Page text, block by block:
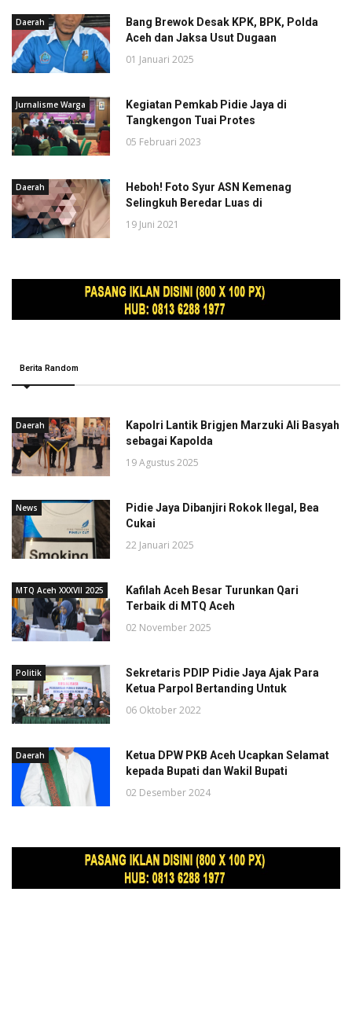
Daerah
Bang Brewok Desak KPK, BPK, Polda
Aceh dan Jaksa Usut Dugaan
01 Januari 2025
Jurnalisme Warga
Kegiatan Pemkab Pidie Jaya di
Tangkengon Tuai Protes
05 Februari 2023
Daerah
Heboh! Foto Syur ASN Kemenag
Selingkuh Beredar Luas di
19 Juni 2021
Berita Random
Daerah
Kapolri Lantik Brigjen Marzuki Ali Basyah
sebagai Kapolda
19 Agustus 2025
News
Pidie Jaya Dibanjiri Rokok Ilegal, Bea
Cukai
22 Januari 2025
MTQ Aceh XXXVII 2025
Kafilah Aceh Besar Turunkan Qari
Terbaik di MTQ Aceh
02 November 2025
Politik
Sekretaris PDIP Pidie Jaya Ajak Para
Ketua Parpol Bertanding Untuk
06 Oktober 2022
Daerah
Ketua DPW PKB Aceh Ucapkan Selamat
kepada Bupati dan Wakil Bupati
02 Desember 2024